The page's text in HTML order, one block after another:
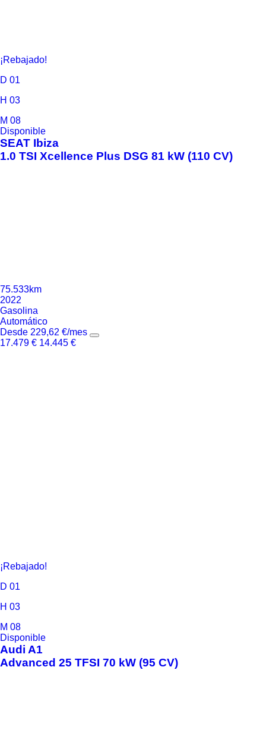
¡Rebajado!
D 01
H 03
M 08
Disponible
SEAT Ibiza
1.0 TSI Xcellence Plus DSG 81 kW (110 CV)
75.533km
2022
Gasolina
Automático
Desde 229,62 €/mes
17.479 € 14.445 €
¡Rebajado!
D 01
H 03
M 08
Disponible
Audi A1
Advanced 25 TFSI 70 kW (95 CV)